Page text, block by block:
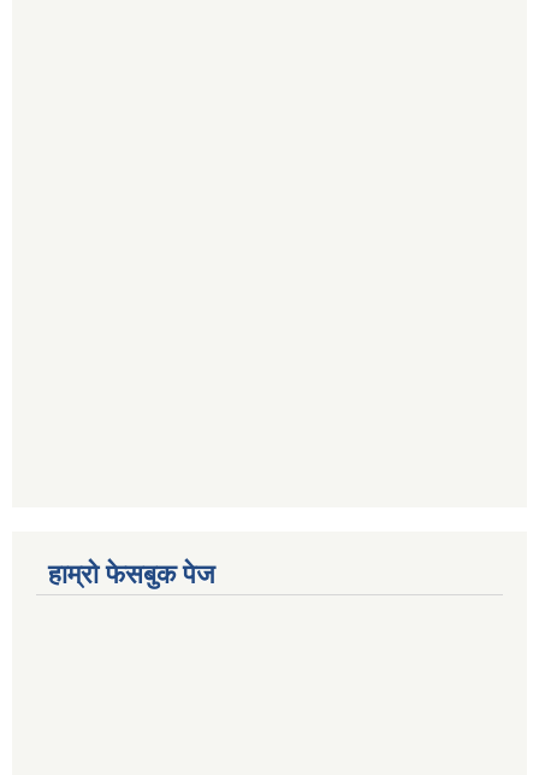
हाम्रो फेसबुक पेज